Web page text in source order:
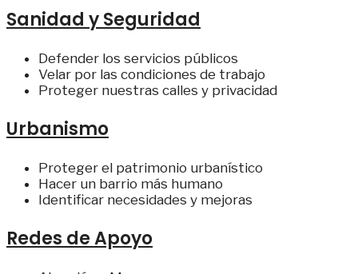
Sanidad y Seguridad
Defender los servicios públicos
Velar por las condiciones de trabajo
Proteger nuestras calles y privacidad
Urbanismo
Proteger el patrimonio urbanístico
Hacer un barrio más humano
Identificar necesidades y mejoras
Redes de Apoyo